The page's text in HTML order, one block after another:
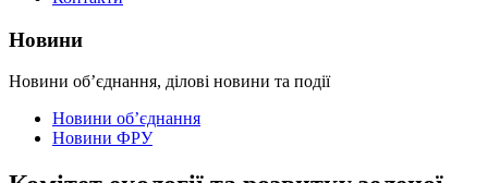
Новини
Новини об’єднання, ділові новини та події
Новини об’єднання
Новини ФРУ